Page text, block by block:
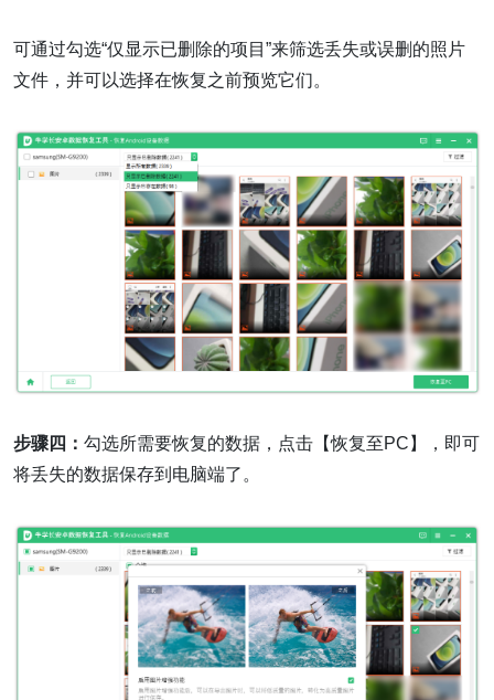
可通过勾选“仅显示已删除的项目”来筛选丢失或误删的照片
文件，并可以选择在恢复之前预览它们。
步骤四： 勾选所需要恢复的数据，点击【恢复至PC】，即可
将丢失的数据保存到电脑端了。